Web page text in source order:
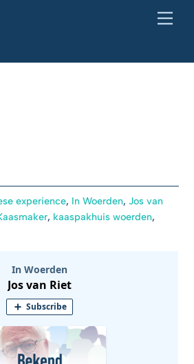
experience, In Woerden, Jos van
, kaaspakhuis woerden,